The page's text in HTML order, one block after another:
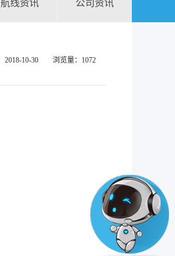
航线资讯 公司资讯
2018-10-30 浏览量：1072